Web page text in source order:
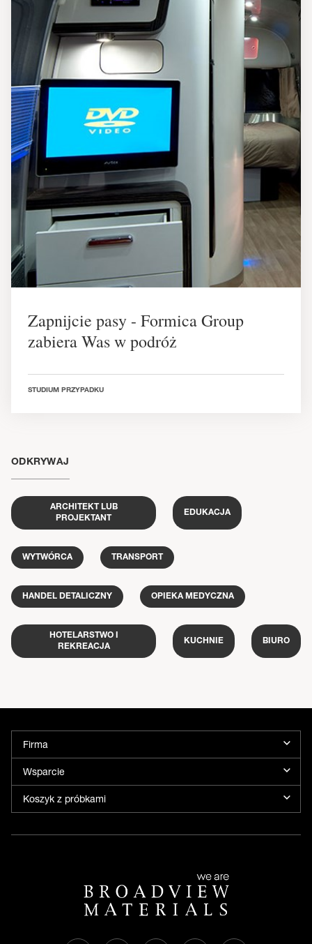
Zapnijcie pasy - Formica Group
zabiera Was w podróż
STUDIUM PRZYPADKU
ODKRYWAJ
ARCHITEKT LUB
PROJEKTANT
EDUKACJA
WYTWÓRCA TRANSPORT
HANDEL DETALICZNY OPIEKA MEDYCZNA
HOTELARSTWO I
REKREACJA
KUCHNIE BIURO
Firma
Wsparcie
Koszyk z próbkami